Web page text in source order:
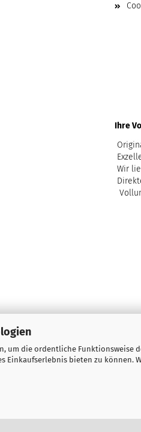
um die ordentliche Funktionsweise
Einkaufserlebnis bieten zu können.
Ihre
Wir